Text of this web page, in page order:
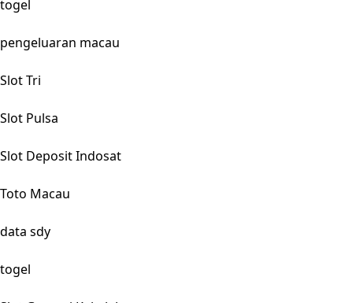
togel
pengeluaran macau
Slot Tri
Slot Pulsa
Slot Deposit Indosat
Toto Macau
data sdy
togel